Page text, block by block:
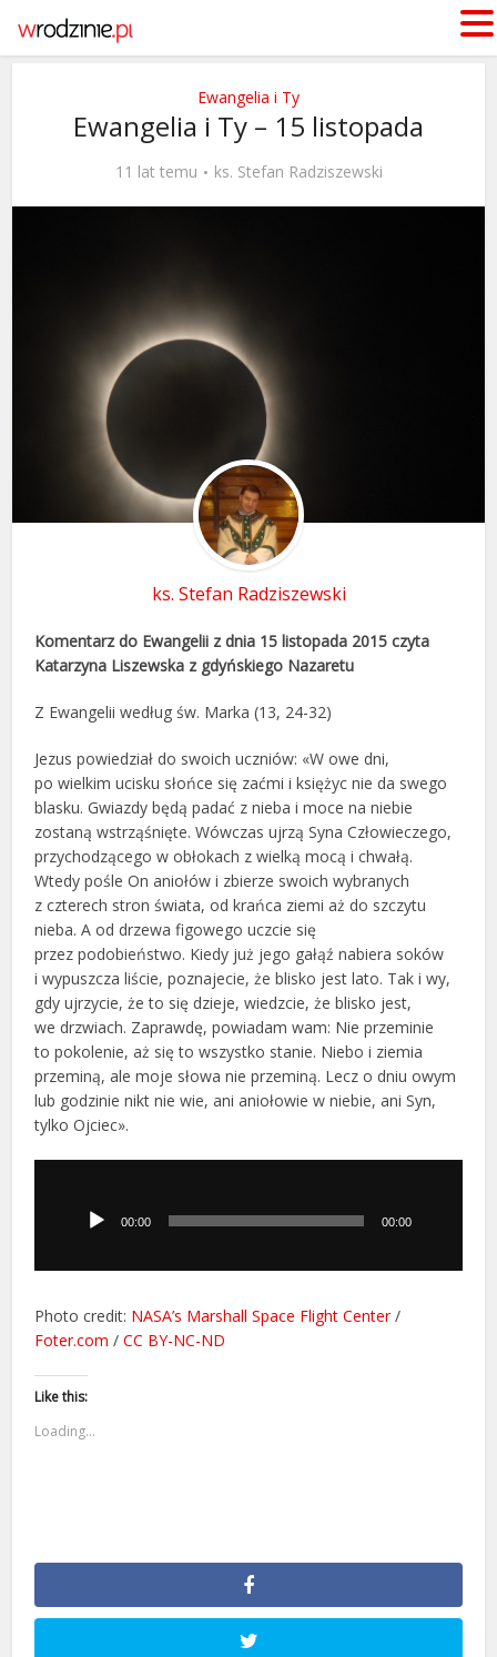
Ewangelia i Ty
Ewangelia i Ty – 15 listopada
11 lat temu ks. Stefan Radziszewski
ks. Stefan Radziszewski
Komentarz do Ewangelii z dnia 15 listopada 2015 czyta
Katarzyna Liszewska z gdyńskiego Nazaretu
Z Ewangelii według św. Marka (13, 24-32)
Jezus powiedział do swoich uczniów: «W owe dni,
po wielkim ucisku słońce się zaćmi i księżyc nie da swego
blasku. Gwiazdy będą padać z nieba i moce na niebie
zostaną wstrząśnięte. Wówczas ujrzą Syna Człowieczego,
przychodzącego w obłokach z wielką mocą i chwałą.
Wtedy pośle On aniołów i zbierze swoich wybranych
z czterech stron świata, od krańca ziemi aż do szczytu
nieba. A od drzewa figowego uczcie się
przez podobieństwo. Kiedy już jego gałąź nabiera soków
i wypuszcza liście, poznajecie, że blisko jest lato. Tak i wy,
gdy ujrzycie, że to się dzieje, wiedzcie, że blisko jest,
we drzwiach. Zaprawdę, powiadam wam: Nie przeminie
to pokolenie, aż się to wszystko stanie. Niebo i ziemia
przeminą, ale moje słowa nie przeminą. Lecz o dniu owym
lub godzinie nikt nie wie, ani aniołowie w niebie, ani Syn,
tylko Ojciec».
dźwiękowych00:00 00:00
Photo credit: NASA’s Marshall Space Flight Center/
Foter.com /CC BY-NC-ND
Like this:
Loading...